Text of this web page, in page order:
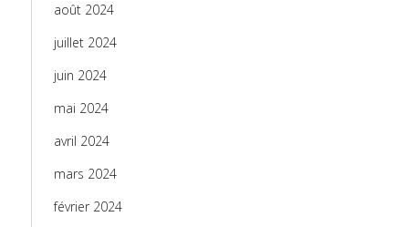
août 2024
juillet 2024
juin 2024
mai 2024
avril 2024
mars 2024
février 2024